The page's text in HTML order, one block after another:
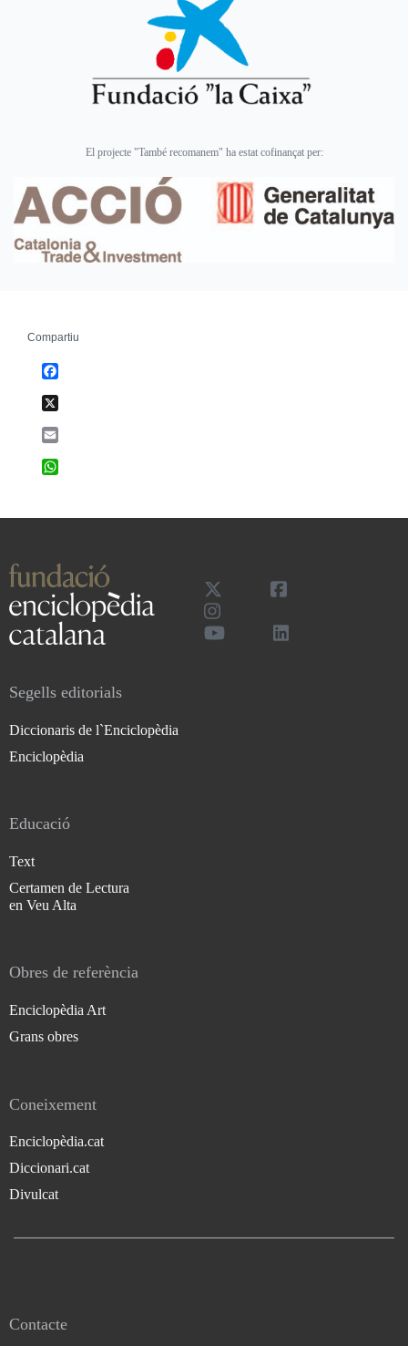
El projecte "També recomanem" ha estat cofinançat per:
Compartiu
Segells editorials
Diccionaris de l`Enciclopèdia
Enciclopèdia
Educació
Text
Certamen de Lectura
en Veu Alta
Obres de referència
Enciclopèdia Art
Grans obres
Coneixement
Enciclopèdia.cat
Diccionari.cat
Divulcat
Contacte